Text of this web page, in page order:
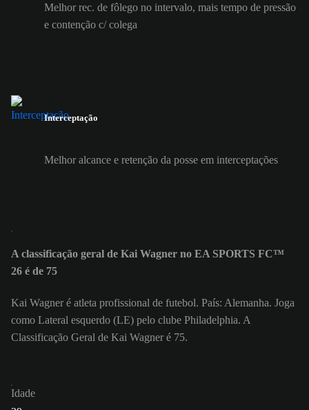
Melhor rec. de fôlego no intervalo, mais tempo de pressão
e contenção c/ colega
Interceptação
Melhor alcance e retenção da posse em interceptações
A classificação geral de Kai Wagner no EA SPORTS FC™
26 é de 75
Kai Wagner é atleta profissional de futebol. País: Alemanha. Joga
como Lateral esquerdo (LE) pelo clube Philadelphia. A
Classificação Geral de Kai Wagner é 75.
Idade